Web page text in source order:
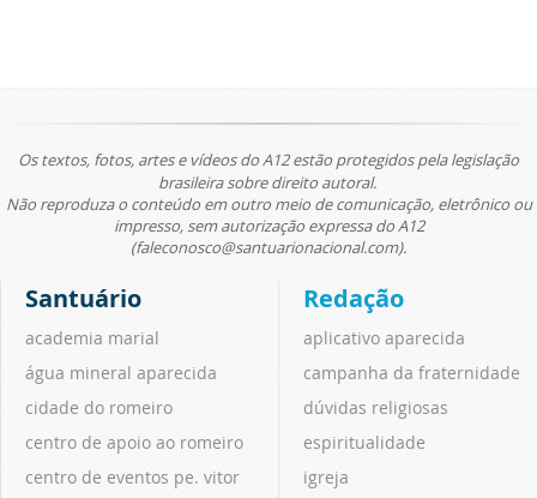
Os textos, fotos, artes e vídeos do A12 estão protegidos pela legislação
brasileira sobre direito autoral.
Não reproduza o conteúdo em outro meio de comunicação, eletrônico ou
impresso, sem autorização expressa do A12
(faleconosco@santuarionacional.com).
Santuário
academia marial
água mineral aparecida
cidade do romeiro
centro de apoio ao romeiro
centro de eventos pe. vitor
Redação
aplicativo aparecida
campanha da fraternidade
dúvidas religiosas
espiritualidade
igreja